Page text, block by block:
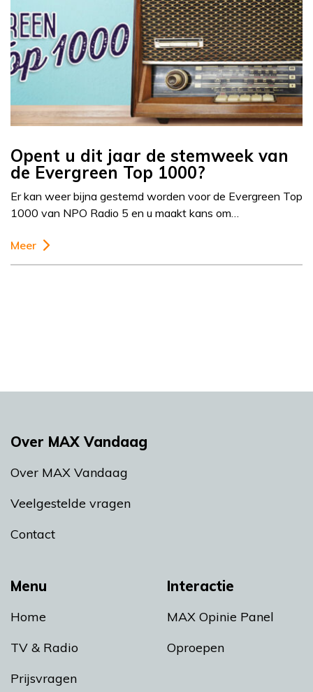
Opent u dit jaar de stemweek van
de Evergreen Top 1000?
Er kan weer bijna gestemd worden voor de Evergreen Top
1000 van NPO Radio 5 en u maakt kans om…
Meer
Menu
Home
TV & Radio
Prijsvragen
Interactie
MAX Opinie Panel
Oproepen
Over MAX Vandaag
Over MAX Vandaag
Veelgestelde vragen
Contact